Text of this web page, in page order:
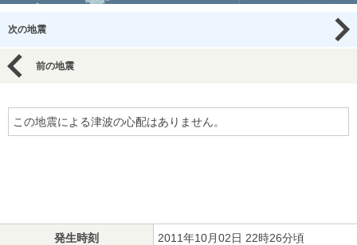
次の地震
前の地震
この地震による津波の心配はありません。
発生時刻 2011年10月02日 22時26分頃